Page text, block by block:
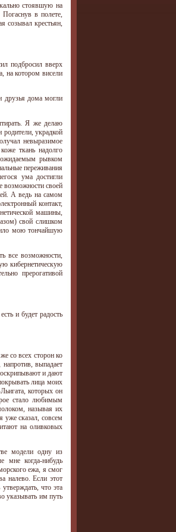
стоявшую на
в полете,
созывал крестьян,
подбросил вверх
на котором висели
друзья дома могли
Я же делаю
родители, украдкой
невыразимое
ткань надолго
ожидаемым рывком
переживания
ума достигли
возможности своей
А ведь на самом
контакт,
машины,
свой слишком
мою тончайшую
все возможности,
кибернетическую
прерогативой
и будет радость
со всех сторон ко
выпадает
и дают
лица моих
которых он
стало любимым
называя их
сказал, совсем
на оливковых
модели одну из
мне когда-нибудь
ежа, я смог
налево. Если этот
что эта
указывать им путь